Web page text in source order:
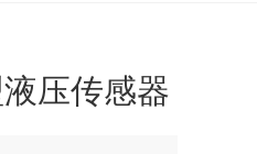
压传感器